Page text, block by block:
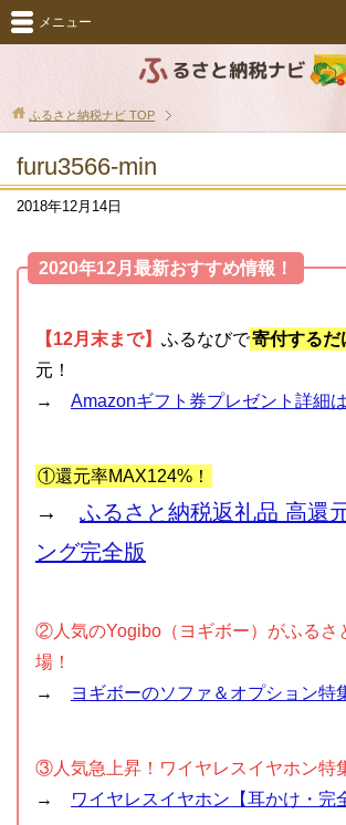
メニュー
ふるさと納税ナビ TOP
furu3566-min
2018年12月14日
2020年12月最新おすすめ情報！
【12月末まで】 ふるなびで寄付するだ
元！
→ Amazonギフト券プレゼント詳細
①還元率MAX124%！
→ ふるさと納税返礼品 高還
ング完全版
②人気のYogibo（ヨギボー）がふるさ
場！
→
ヨギボーのソファ＆オプション特
③人気急上昇！ワイヤレスイヤホン特
→
ワイヤレスイヤホン【耳かけ・完